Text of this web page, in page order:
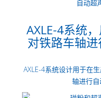
AXLE-4系统
对铁路车轴
AXLE-4系统设计用于在
轴进行自